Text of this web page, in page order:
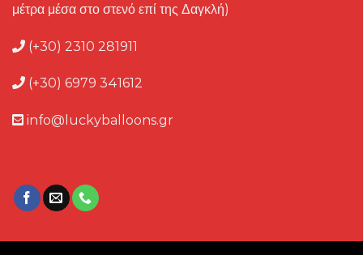
μέτρα μέσα στο στενό επί της Δαγκλή)
(+30) 2310 281911
(+30) 6979 341612
info@luckyballoons.gr